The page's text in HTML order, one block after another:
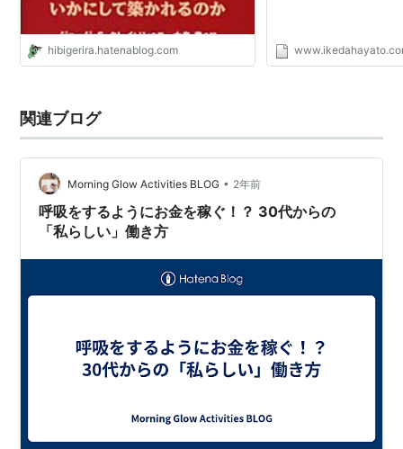
hibigerira.hatenablog.com
関連ブログ
Morning Glow Activities BLOG • 2年前
呼吸をするようにお金を稼ぐ！？ 30代からの
「私らしい」働き方